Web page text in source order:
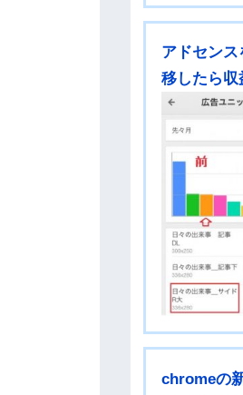
アドセン
移したら収
chromeの